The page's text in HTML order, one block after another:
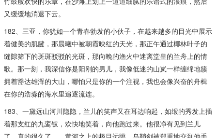
又缓缓地消退下云。
182、三亚，你犹如一个青春勃发的小伙子，在越来越多的目光中展示
着健美的肌腱，那晨曦中被朝霞映红的天光，那正午通过椰林叶子的
缝隙筛下的斑斑驳驳的光斑，那向晚的渔火中迷离堂皇的兰舟上的情
歌。那一刻，我深信你是阳刚的男儿，我像低迷的山岚一样缠绵地簇
拥着豁达雄浑的大山，哪怕只是你的一个注视，我也会像兴奋的舟楫
在你的浩淼的海水里追逐流连。
183、一黛远山河川隐隐，兰儿的笑声又在耳边响起，如缎的秀发上插
着那支红的九鸾钗，欢快地笑着，向他跑过来。他很净有见到兰儿
了，真的很久了……黄河之上的极目远眺，乌鞘剑被郑重地交到他手